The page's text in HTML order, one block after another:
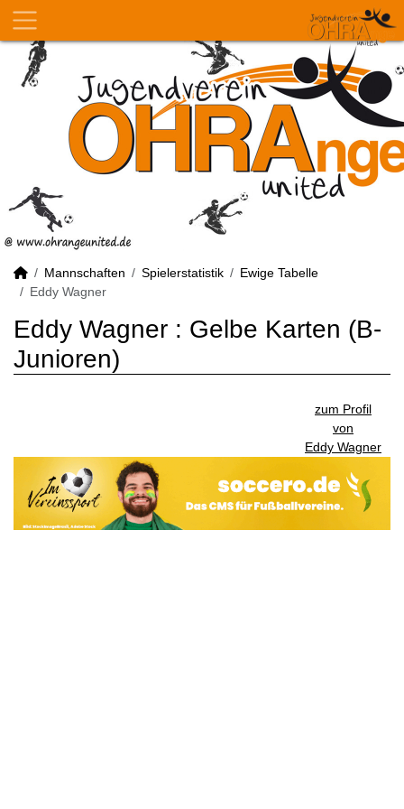
Mannschaften Spielerstatistik
Ewige Tabelle
Eddy Wagner
Eddy Wagner : Gelbe Karten (B-
Junioren)
zum Profil
von
Eddy Wagner